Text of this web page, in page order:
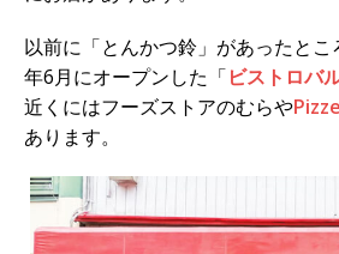
以前に「とんかつ鈴」があったと
年6月にオープンした「ビストロバ
近くにはフーズストアのむらや
あります。